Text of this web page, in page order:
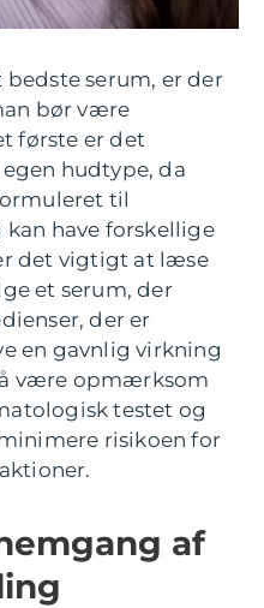
serum, er der
bør være
første er det
hudtype, da
til
have forskellige
det vigtigt at læse
et serum, der
der er
en gavnlig virkning
være opmærksom
testet og
risikoen for
af